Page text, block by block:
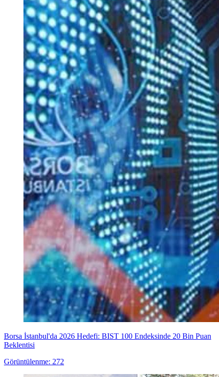
Borsa İstanbul'da 2026 Hedefi: BIST 100 Endeksinde 20 Bin Puan
Beklentisi
Görüntülenme: 272